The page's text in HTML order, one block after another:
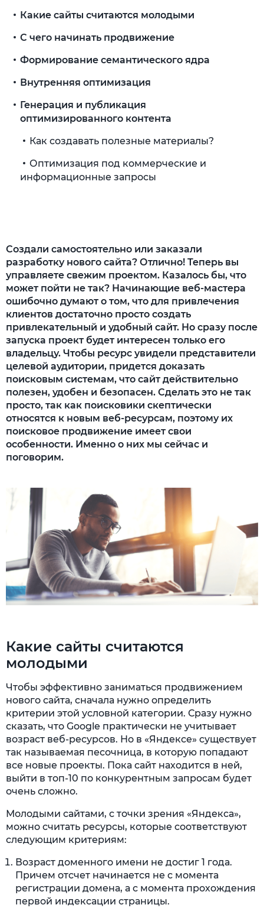
Создали самостоятельно или заказали
разработку нового сайта? Отлично! Теперь вы
управляете свежим проектом. Казалось бы, что
может пойти не так? Начинающие веб-мастера
ошибочно думают о том, что для привлечения
клиентов достаточно просто создать
привлекательный и удобный сайт. Но сразу после
запуска проект будет интересен только его
владельцу. Чтобы ресурс увидели представители
целевой аудитории, придется доказать
поисковым системам, что сайт действительно
полезен, удобен и безопасен. Сделать это не так
просто, так как поисковики скептически
относятся к новым веб-ресурсам, поэтому их
поисковое продвижение имеет свои
особенности. Именно о них мы сейчас и
поговорим.
Какие сайты считаются
молодыми
Чтобы эффективно заниматься продвижением
нового сайта, сначала нужно определить
критерии этой условной категории. Сразу нужно
сказать, что Google практически не учитывает
возраст веб-ресурсов. Но в «Яндексе» существует
так называемая песочница, в которую попадают
все новые проекты. Пока сайт находится в ней,
выйти в топ-10 по конкурентным запросам будет
очень сложно.
Молодыми сайтами, с точки зрения «Яндекса»,
можно считать ресурсы, которые соответствуют
следующим критериям:
Возраст доменного имени не достиг 1 года.
Причем отсчет начинается не с момента
регистрации домена, а с момента прохождения
первой индексации страницы.
Какие сайты считаются молодыми
С чего начинать продвижение
Формирование семантического ядра
Внутренняя оптимизация
Генерация и публикация
оптимизированного контента
Как создавать полезные материалы?
Оптимизация под коммерческие и
информационные запросы
Формирование ссылочного профиля на
практике
Какие ссылки лучше получать
Улучшение поведенческих факторов
Подведем итоги